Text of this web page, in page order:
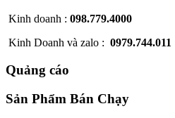
Kinh doanh : 098.779.4000
Kinh Doanh và zalo : 0979.744.011
Quảng cáo
Sản Phẩm Bán Chạy